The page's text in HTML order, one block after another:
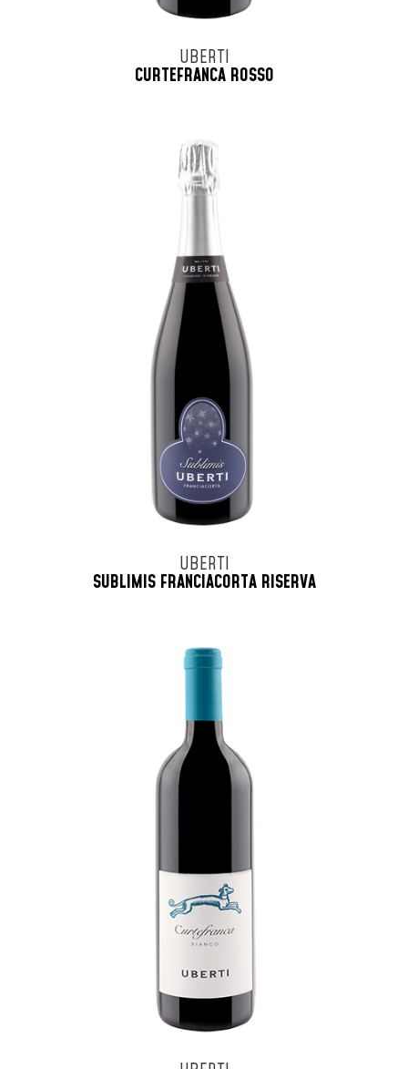
UBERTI
CURTEFRANCA ROSSO
UBERTI
SUBLIMIS FRANCIACORTA RISERVA